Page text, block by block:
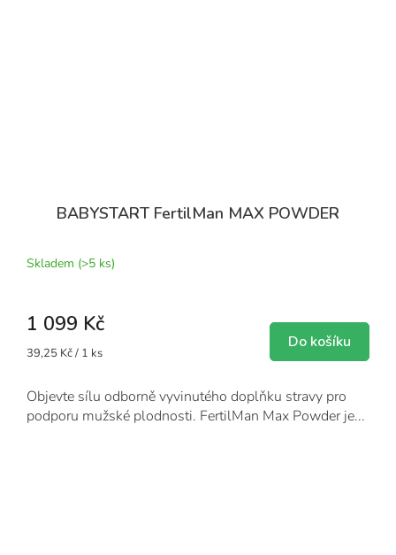
BABYSTART FertilMan MAX POWDER
Skladem (>5 ks)
1 099 Kč
Měrná
39,25 Kč / 1 ks
Do košíku
Objevte sílu odborně vyvinutého doplňku stravy pro
podporu mužské plodnosti. FertilMan Max Powder je...